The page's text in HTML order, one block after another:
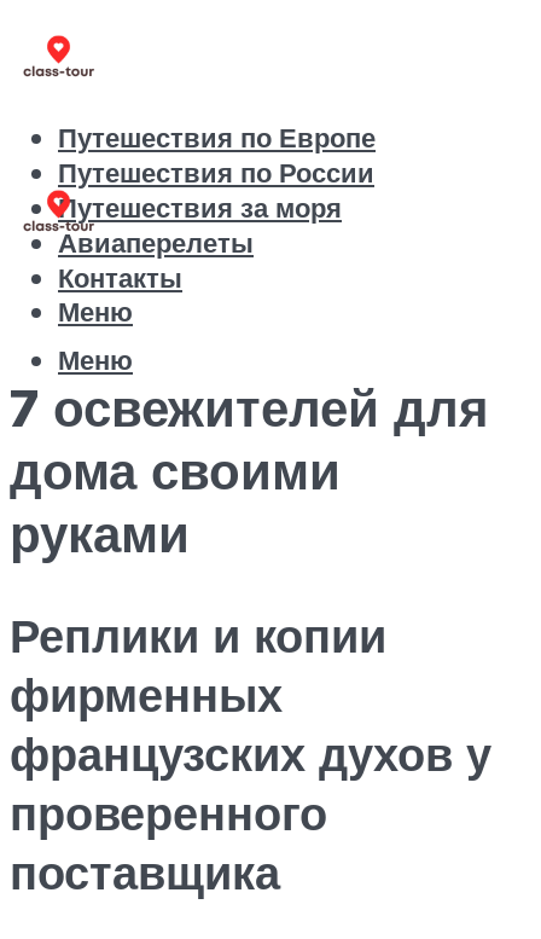
Путешествия по Европе
Путешествия по России
Путешествия за моря
Авиаперелеты
Контакты
Меню
Меню
7 освежителей для
дома своими
руками
Реплики и копии
фирменных
французских духов у
проверенного
поставщика